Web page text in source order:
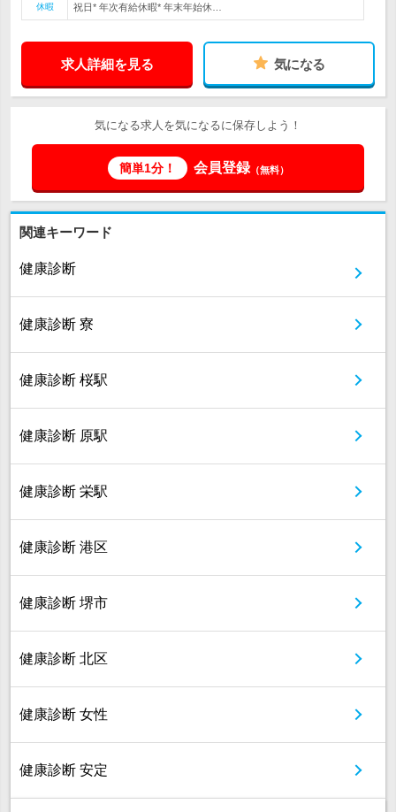
休暇
祝日* 年次有給休暇* 年末年始休…
求人詳細を見る 気になる
気になる求人を気になるに保存しよう！
簡単1分！ 会員登録（無料）
関連キーワード
健康診断
健康診断 寮
健康診断 桜駅
健康診断 原駅
健康診断 栄駅
健康診断 港区
健康診断 堺市
健康診断 北区
健康診断 女性
健康診断 安定